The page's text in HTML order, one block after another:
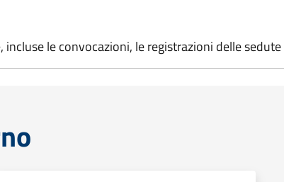
le convocazioni, le registrazioni delle